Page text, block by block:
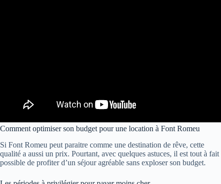
Comment optimiser son budget pour une location à Font Romeu
Si Font Romeu peut paraitre comme une destination de rêve, cette
qualité a aussi un prix. Pourtant, avec quelques astuces, il est tout à fait
possible de profiter d’un séjour agréable sans exploser son budget.